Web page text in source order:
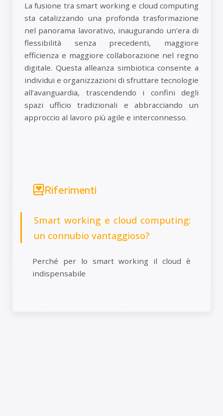
La fusione tra smart working e cloud computing
sta catalizzando una profonda trasformazione
nel panorama lavorativo, inaugurando un’era di
flessibilità senza precedenti, maggiore
efficienza e maggiore collaborazione nel regno
digitale. Questa alleanza simbiotica consente a
individui e organizzazioni di sfruttare tecnologie
all’avanguardia, trascendendo i confini degli
spazi ufficio tradizionali e abbracciando un
approccio al lavoro più agile e interconnesso.
Riferimenti
Smart working e cloud computing:
un connubio vantaggioso?
Perché per lo smart working il cloud è
indispensabile